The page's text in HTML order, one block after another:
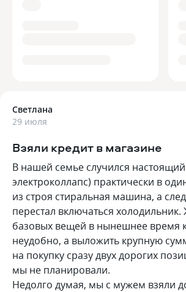
Светлана
29 июля
Взяли кредит в магазине
В нашей семье случился настоящий
электроколлапс) практически в
из строя стиральная машина, а
перестал включаться холодильник.
базовых вещей в нынешнее время
неудобно, а выложить крупную
на покупку сразу двух дорогих
мы не планировали.
Недолго думая, мы с мужем взяли